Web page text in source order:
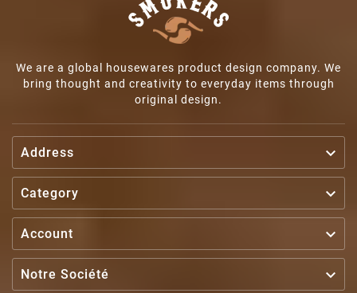
We are a global housewares product design company. We
bring thought and creativity to everyday items through
original design.
Address 
Category 
Account 
Notre Société 